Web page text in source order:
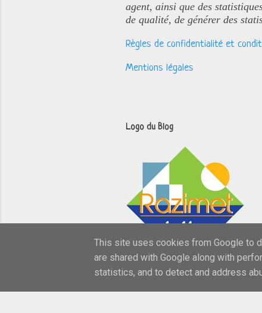
agent, ainsi que des
de qualité, de générer des
Règles de confidentialité et
Mentions légales
Logo du Blog
This site uses cookies from Google to
are shared with Google along with
statistics, and to detect and address